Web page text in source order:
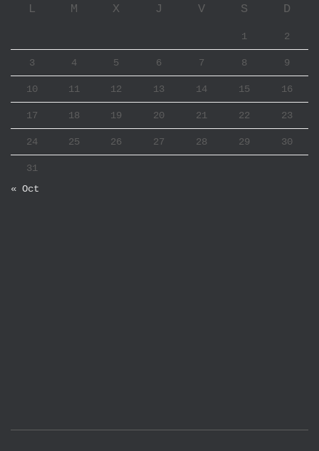
L M X J V S D
1 2
3 4 5 6 7 8 9
10 11 12 13 14 15 16
17 18 19 20 21 22 23
24 25 26 27 28 29 30
31
« Oct